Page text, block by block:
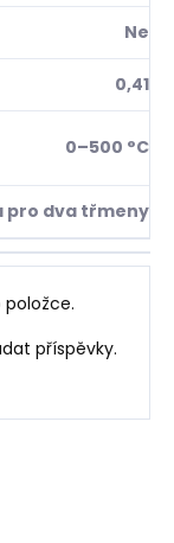
Ne
0,41
0–500 °C
pro dva třmeny
příspěvky.